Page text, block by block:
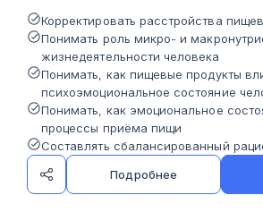
Корректировать расстройства
Понимать роль микро- и
жизнедеятельности человека
Понимать, как пищевые продукты
психоэмоциональное состояние
Понимать, как эмоциональное
процессы приёма пищи
Составлять сбалансированный
Подробнее